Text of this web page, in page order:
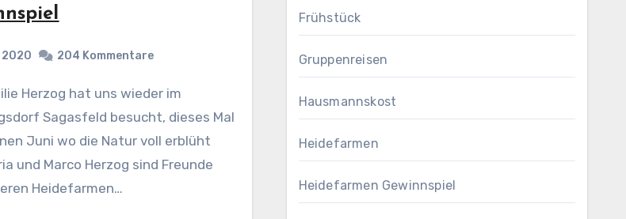
2020 204 Kommentare
Sagasfeld besucht, dieses Mal
Juni wo die Natur voll erblüht
und Marco Herzog sind Freunde
Heidefarmen…
Frühstück
Gruppenreisen
Hausmannskost
Heidefarmen
Heidefarmen Gewinnspiel